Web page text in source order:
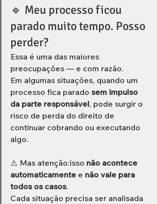
🔹 Meu processo ficou
parado muito tempo. Posso
perder?
Essa é uma das maiores
preocupações — e com razão.
Em algumas situações, quando um
processo fica parado sem impulso
da parte responsável, pode surgir o
risco de perda do direito de
continuar cobrando ou executando
algo.
⚠️ Mas atenção:isso não acontece
automaticamente e não vale para
todos os casos.
Cada situação precisa ser analisada